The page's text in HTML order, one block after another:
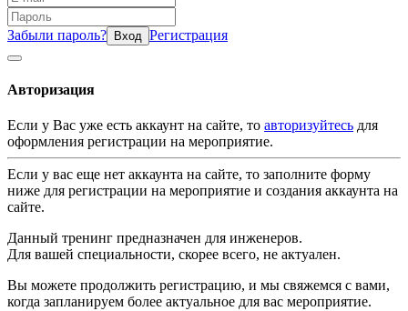
Забыли пароль? Вход Регистрация
Авторизация
Если у Вас уже есть аккаунт на сайте, то авторизуйтесь для
оформления регистрации на мероприятие.
Если у вас еще нет аккаунта на сайте, то заполните форму
ниже для регистрации на мероприятие и создания аккаунта на
сайте.
Данный тренинг предназначен для инженеров.
Для вашей специальности, скорее всего, не актуален.
Вы можете продолжить регистрацию, и мы свяжемся с вами,
когда запланируем более актуальное для вас мероприятие.